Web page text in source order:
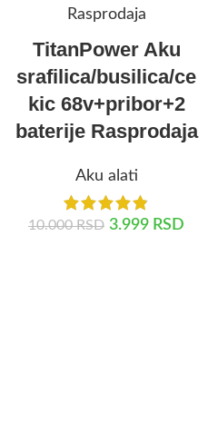
TitanPower Aku
srafilica/busilica/ce
kic 68v+pribor+2
baterije Rasprodaja
Aku alati
10.000RSD 3.999 RSD